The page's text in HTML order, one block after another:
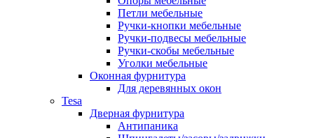
Петли мебельные
Ручки-кнопки мебельные
Ручки-подвесы мебельные
Ручки-скобы мебельные
Уголки мебельные
Оконная фурнитура
Для деревянных окон
Tesa
Дверная фурнитура
Антипаника